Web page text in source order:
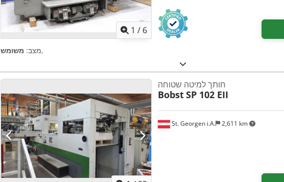
1 / 6
מצב: משומש ,
St. Georgen i.A. 2,611 km
חותך למיטה שטוחה
BobstSP 102 EII